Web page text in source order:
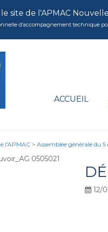
site de l'APMAC
d’accompagnement technique
ACCUEIL
l'APMAC > Assemblée générale du 5
12/